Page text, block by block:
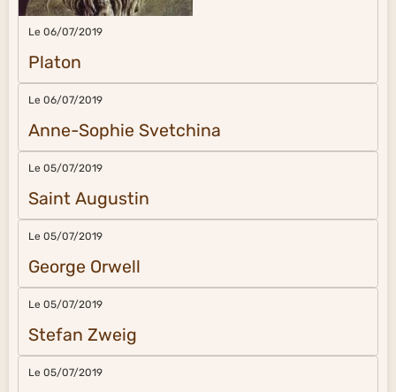
Le 06/07/2019
Platon
Le 06/07/2019
Anne-Sophie Svetchina
Le 05/07/2019
Saint Augustin
Le 05/07/2019
George Orwell
Le 05/07/2019
Stefan Zweig
Le 05/07/2019